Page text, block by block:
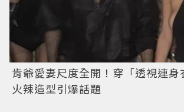
肯爺愛妻尺度全開！穿「透視連身
火辣造型引爆話題